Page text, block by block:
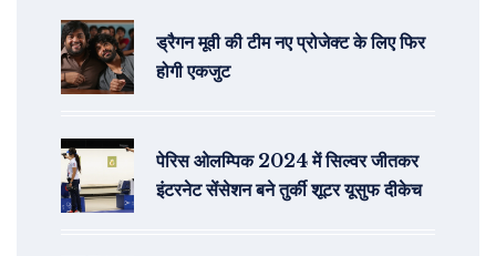
ड्रैगन मूवी की टीम नए प्रोजेक्ट के लिए फिर
होगी एकजुट
पेरिस ओलम्पिक 2024 में सिल्वर जीतकर
इंटरनेट सेंसेशन बने तुर्की शूटर यूसुफ दीकेच